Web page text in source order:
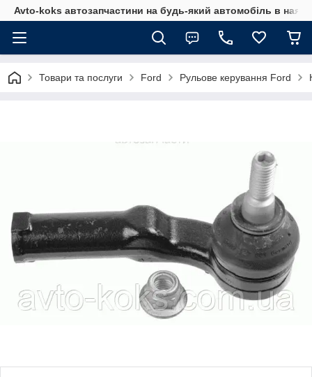
Avto-koks автозапчастини на будь-який автомобіль в
Товари та послуги Ford Рульове керування Ford